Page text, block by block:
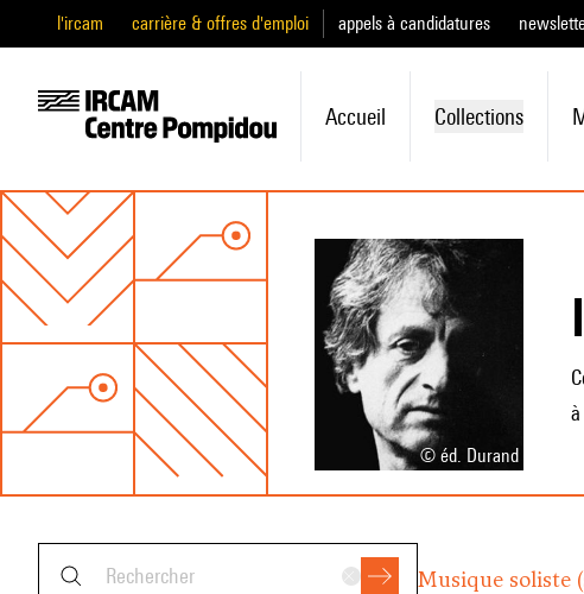
l'ircam carrière & offres d'emploi appels à candidatures
Accueil Collections
© éd. Durand
Musique soliste